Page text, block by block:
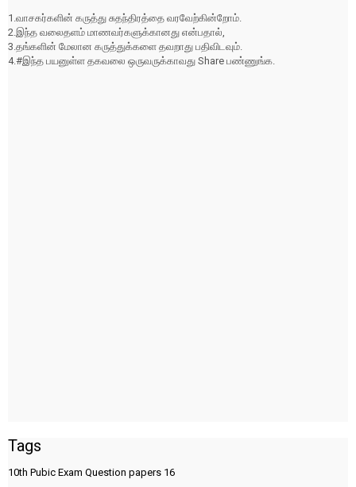
1.வாசகர்களின் கருத்து சுதந்திரத்தை வரவேற்கின்றோம்.
2.இந்த வலைதளம் மாணவர்களுக்கானது என்பதால்,
3.தங்களின் மேலான கருத்துக்களை தவறாது பதிவிடவும்.
4.#இந்த பயனுள்ள தகவலை ஒருவருக்காவது Share பண்ணுங்க.
Tags
10th Pubic Exam Question papers 16